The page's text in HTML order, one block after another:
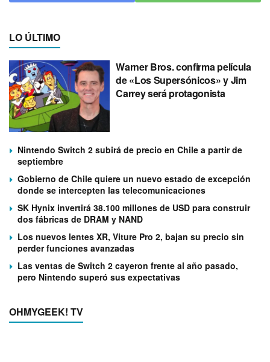
LO ÚLTIMO
Warner Bros. confirma película
de «Los Supersónicos» y Jim
Carrey será protagonista
Nintendo Switch 2 subirá de precio en Chile a partir de
septiembre
Gobierno de Chile quiere un nuevo estado de excepción
donde se intercepten las telecomunicaciones
SK Hynix invertirá 38.100 millones de USD para construir
dos fábricas de DRAM y NAND
Los nuevos lentes XR, Viture Pro 2, bajan su precio sin
perder funciones avanzadas
Las ventas de Switch 2 cayeron frente al año pasado,
pero Nintendo superó sus expectativas
OHMYGEEK! TV